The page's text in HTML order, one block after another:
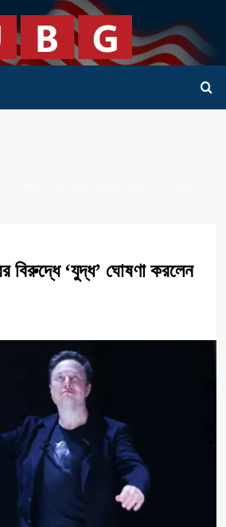
বিরুদ্ধে ‘যুদ্ধ’ ঘোষণা করলেন